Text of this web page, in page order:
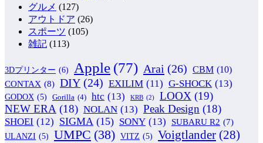
グルメ (127)
アウトドア (26)
スポーツ (105)
雑記 (113)
3Dプリンター (6) Apple (77) Arai (26) CBM (10)
CONTAX (8) DIY (24) EXILIM (11) G-SHOCK (13)
GODOX (5) Gorilla (4) htc (13) KRB (2) LOOX (19)
NEW ERA (18) NOLAN (13) Peak Design (18)
SHOEI (12) SIGMA (15) SONY (13) SUBARU R2 (7)
ULANZI (5) UMPC (38) VITZ (5) Voigtlander (28)